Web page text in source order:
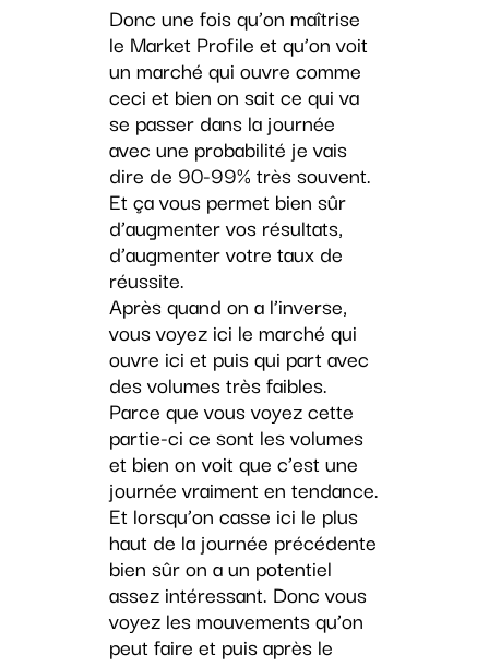
Donc une fois qu’on maîtrise
le Market Profile et qu’on voit
un marché qui ouvre comme
ceci et bien on sait ce qui va
se passer dans la journée
avec une probabilité je vais
dire de 90-99% très souvent.
Et ça vous permet bien sûr
d’augmenter vos résultats,
d’augmenter votre taux de
réussite.
Après quand on a l’inverse,
vous voyez ici le marché qui
ouvre ici et puis qui part avec
des volumes très faibles.
Parce que vous voyez cette
partie-ci ce sont les volumes
et bien on voit que c’est une
journée vraiment en tendance.
Et lorsqu’on casse ici le plus
haut de la journée précédente
bien sûr on a un potentiel
assez intéressant. Donc vous
voyez les mouvements qu’on
peut faire et puis après le